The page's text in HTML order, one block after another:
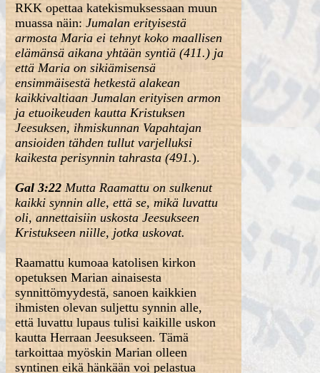
RKK opettaa katekismuksessaan muun
muassa näin:Jumalan erityisestä
armosta Maria ei tehnyt koko maallisen
elämänsä aikana yhtään syntiä (411.) ja
että Maria on sikiämisensä
ensimmäisestä hetkestä alakean
kaikkivaltiaan Jumalan erityisen armon
ja etuoikeuden kautta Kristuksen
Jeesuksen, ihmiskunnan Vapahtajan
ansioiden tähden tullut varjelluksi
kaikesta perisynnin tahrasta (491.).
Gal 3:22 Mutta Raamattu on sulkenut
kaikki synnin alle, että se, mikä luvattu
oli, annettaisiin uskosta Jeesukseen
Kristukseen niille, jotka uskovat.
Raamattu kumoaa katolisen kirkon
opetuksen Marian ainaisesta
synnittömyydestä, sanoen kaikkien
ihmisten olevan suljettu synnin alle,
että luvattu lupaus tulisi kaikille uskon
kautta Herraan Jeesukseen. Tämä
tarkoittaa myöskin Marian olleen
syntinen eikä hänkään voi pelastua